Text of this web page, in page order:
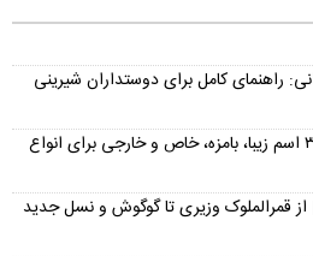
راهنمای کامل برای دوستداران شیرینی
اسم برای طوطی | بیش از ۳۰۰ اسم زیبا، بامزه، خاص و خارجی برای انواع
قمرالملوک وزیری تا گوگوش و نسل جدید